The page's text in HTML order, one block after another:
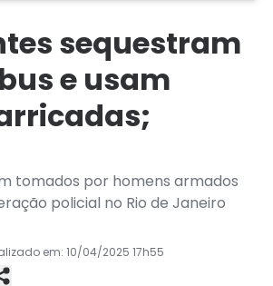
sequestram
e usam
tomados por homens armados
policial no Rio de Janeiro
em: 10/04/2025 17h55